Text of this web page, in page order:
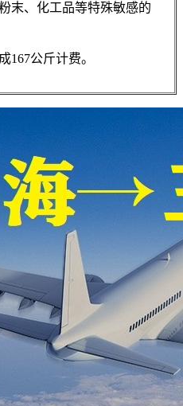
末、化工品等特殊敏感的
167公斤计费。